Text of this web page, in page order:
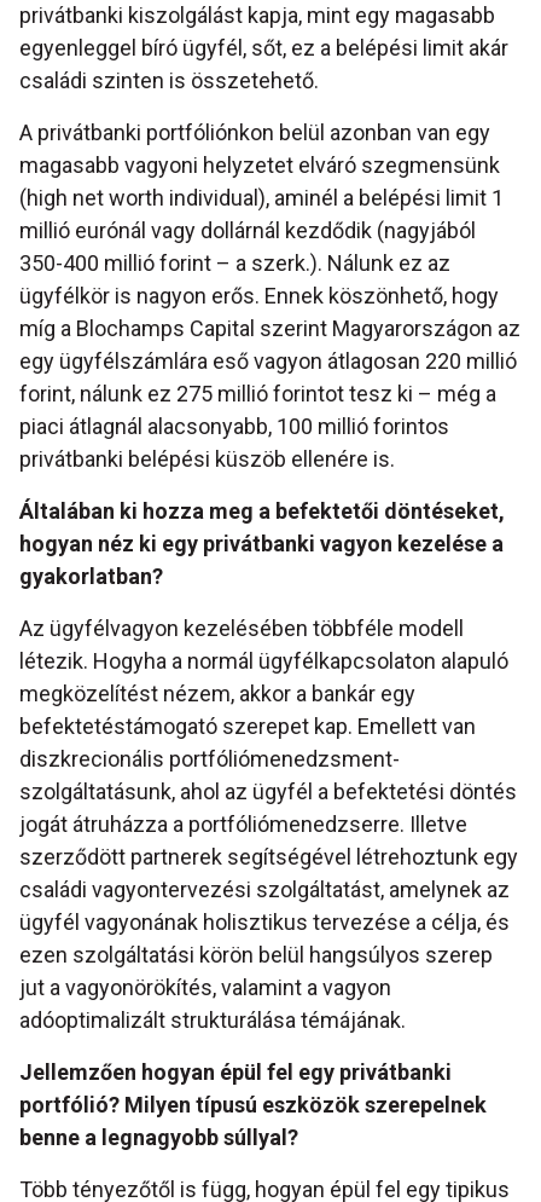
privátbanki kiszolgálást kapja, mint egy magasabb
egyenleggel bíró ügyfél, sőt, ez a belépési limit akár
családi szinten is összetehető.
A privátbanki portfóliónkon belül azonban van egy
magasabb vagyoni helyzetet elváró szegmensünk
(high net worth individual), aminél a belépési limit 1
millió eurónál vagy dollárnál kezdődik (nagyjából
350-400 millió forint – a szerk.). Nálunk ez az
ügyfélkör is nagyon erős. Ennek köszönhető, hogy
míg a Blochamps Capital szerint Magyarországon az
egy ügyfélszámlára eső vagyon átlagosan 220 millió
forint, nálunk ez 275 millió forintot tesz ki – még a
piaci átlagnál alacsonyabb, 100 millió forintos
privátbanki belépési küszöb ellenére is.
Általában ki hozza meg a befektetői döntéseket,
hogyan néz ki egy privátbanki vagyon kezelése a
gyakorlatban?
Az ügyfélvagyon kezelésében többféle modell
létezik. Hogyha a normál ügyfélkapcsolaton alapuló
megközelítést nézem, akkor a bankár egy
befektetéstámogató szerepet kap. Emellett van
diszkrecionális portfóliómenedzsment-
szolgáltatásunk, ahol az ügyfél a befektetési döntés
jogát átruházza a portfóliómenedzserre. Illetve
szerződött partnerek segítségével létrehoztunk egy
családi vagyontervezési szolgáltatást, amelynek az
ügyfél vagyonának holisztikus tervezése a célja, és
ezen szolgáltatási körön belül hangsúlyos szerep
jut a vagyonörökítés, valamint a vagyon
adóoptimalizált strukturálása témájának.
Jellemzően hogyan épül fel egy privátbanki
portfólió? Milyen típusú eszközök szerepelnek
benne a legnagyobb súllyal?
Több tényezőtől is függ, hogyan épül fel egy tipikus